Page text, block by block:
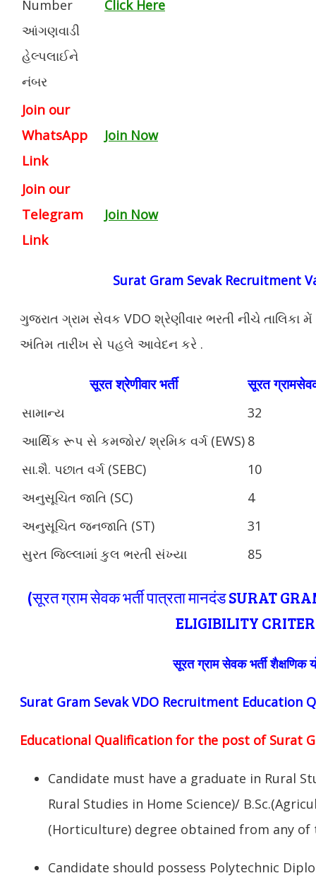
Number
આંગણવાડી
હેલ્પલાઈને
નંબર
Click Here
Join our
WhatsApp
Link
Join Now
Join our
Telegram
Link
Join Now
Surat Gram Sevak Recruitment
ગુજરાત ગ્રામ સેવક VDO શ્રેણીવાર ભરતી નીચે તાલિકા
અંતિમ તારીખ સે પહલે આવેદન કરે .
सूरत श्रेणीवार भर्ती सूरत
સામાન્ય
32
આર્થિક રૂપ સે કમજોર/ શ્રમિક વર્ગ (EWS) 8
સા.શૈ. પછાત વર્ગ (SEBC)
10
અનુસૂચિત જાતિ (SC)
4
અનુસૂચિત જનજાતિ (ST)
31
સુરત જિલ્લામાં કુલ ભરતી સંખ્યા
85
(सूरत ग्राम सेवक भर्ती पात्रता मानदंड SURAT
ELIGIBILITY
सूरत ग्राम सेवक भर्ती शैक्षणिक
Surat Gram Sevak VDO Recruitment Education
Educational Qualification for the post of Surat
Candidate must have a graduate in Rural
Rural Studies in Home Science)/
(Horticulture) degree obtained from any of
Candidate should possess Polytechnic